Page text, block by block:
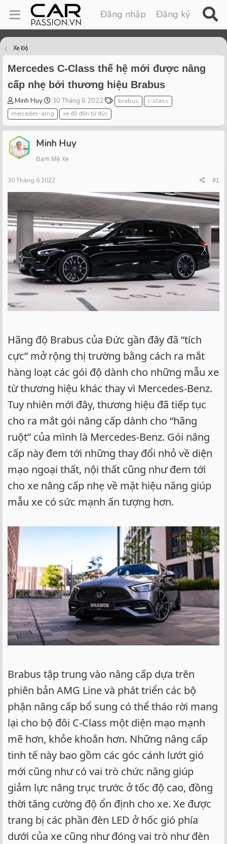
Đăng nhập Đăng ký
Xe Độ
Mercedes C-Class thế hệ mới được nâng
cấp nhẹ bởi thương hiệu Brabus
T
h
r
e
a
d
s
a
r
e
r
Minh Huy
S
t
a
r
t
a
e
30 Tháng 6 2022
T
a
s
brabus
c-class
mercedes-amg
xe độ đến từ đức
Minh Huy
Đam Mê Xe
30 Tháng 6 2022 #1
Hãng độ Brabus của Đức gần đây đã “tích
cực” mở rộng thị trường bằng cách ra mắt
hàng loạt các gói độ dành cho những mẫu xe
từ thương hiệu khác thay vì Mercedes-Benz.
Tuy nhiên mới đây, thương hiệu đã tiếp tục
cho ra mắt gói nâng cấp dành cho “hãng
ruột” của mình là Mercedes-Benz. Gói nâng
cấp này đem tới những thay đổi nhỏ về diện
mạo ngoại thất, nội thất cũng như đem tới
cho xe nâng cấp nhẹ về mặt hiệu năng giúp
mẫu xe có sức mạnh ấn tượng hơn.
Brabus tập trung vào nâng cấp dựa trên
phiên bản AMG Line và phát triển các bộ
phận nâng cấp bổ sung có thể tháo rời mang
lại cho bộ đôi C-Class một diện mạo mạnh
mẽ hơn, khỏe khoắn hơn. Những nâng cấp
tinh tế này bao gồm các góc cánh lướt gió
mới cũng như có vai trò chức năng giúp
giảm lực nâng trục trước ở tốc độ cao, đồng
thời tăng cường độ ổn định cho xe. Xe được
trang bị các phần đèn LED ở hốc gió phía
dưới của xe cũng như đóng vai trò như đèn